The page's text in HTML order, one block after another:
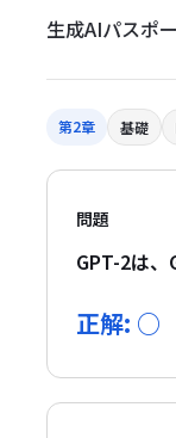
生成AIパスポ
第2章 基礎
問題
GPT-2は、
正解: ○